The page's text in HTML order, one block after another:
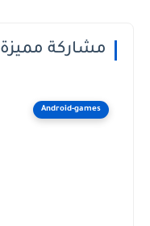
مشاركة مميزة
Android-games